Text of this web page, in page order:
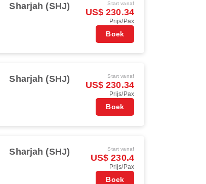
Sharjah (SHJ) Start vanaf
US$ 230.34
Prijs/Pax
Boek
Sharjah (SHJ) Start vanaf
US$ 230.34
Prijs/Pax
Boek
Sharjah (SHJ) Start vanaf
US$ 230.4
Prijs/Pax
Boek